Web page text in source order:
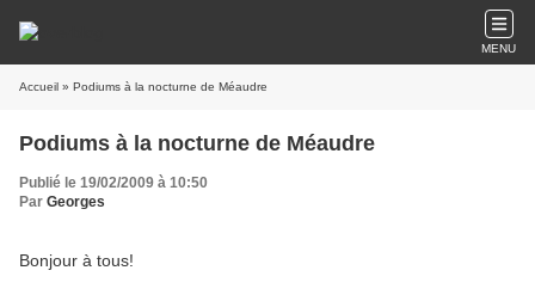
MENU
Accueil » Podiums à la nocturne de Méaudre
Podiums à la nocturne de Méaudre
Publié le 19/02/2009 à 10:50
Par Georges
Bonjour à tous!